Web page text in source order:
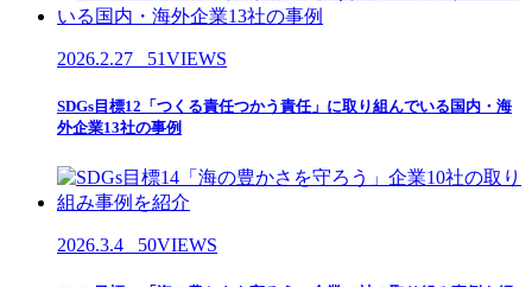
2026.2.27 51VIEWS
SDGs目標12「つくる責任つかう責任」に取り組んでいる国内・海
外企業13社の事例
2026.3.4 50VIEWS